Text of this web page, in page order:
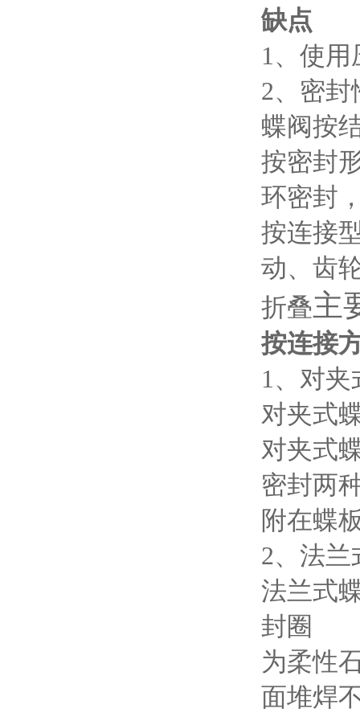
缺点
1、使
2、密封
蝶阀按
按密封
环密封
按连接
动、齿
折叠主
按连接
1、对夹
对夹式
对夹式
密封两
附在蝶
2、法兰
法兰式
封圈
为柔性
面堆焊